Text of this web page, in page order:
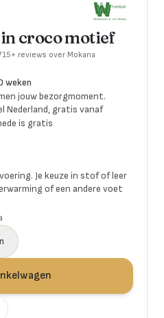
croco motief
reviews over Mokana
weken
jouw bezorgmoment.
Nederland, gratis vanaf
is gratis
Je keuze in stof of leer
of een andere voet